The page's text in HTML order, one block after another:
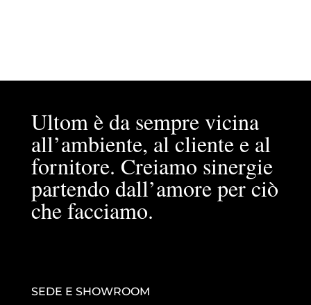
Ultom è da sempre vicina
all’ambiente, al cliente e al
fornitore. Creiamo sinergie
partendo dall’amore per ciò
che facciamo.
SEDE E SHOWROOM